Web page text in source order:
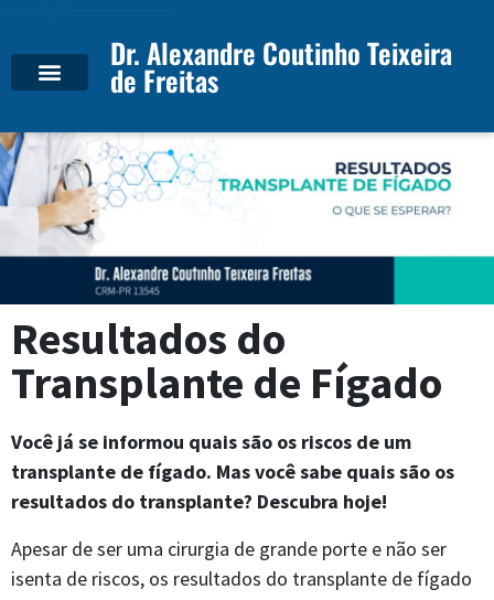
Dr. Alexandre Coutinho Teixeira
de Freitas
Resultados do
Transplante de Fígado
Você já se informou quais são os riscos de um
transplante de fígado. Mas você sabe quais são os
resultados do transplante? Descubra hoje!
Apesar de ser uma cirurgia de grande porte e não ser
isenta de riscos, os resultados do transplante de fígado